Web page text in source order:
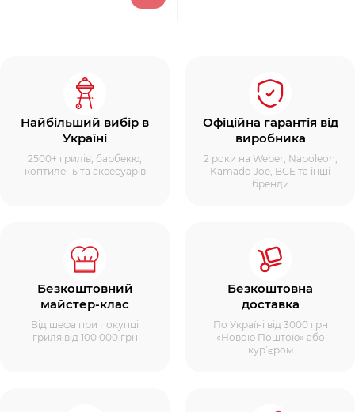
Найбільший вибір в
Україні
2500+ грилів, барбекю,
коптилень та аксесуарів
Офіційна гарантія від
виробника
2 роки на Weber, Napoleon,
Kamado Joe, BGE та інші
бренди
Безкоштовний
майстер-клас
Від шефа при покупці
гриля від 100 000 грн
Безкоштовна
доставка
По Україні від 3000 грн
«Новою Поштою» або
кур’єром